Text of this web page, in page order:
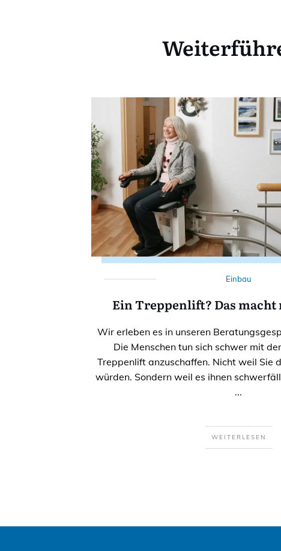
Einbau
Ein Treppenlift? Das
Wir erleben es in unseren
Die Menschen tun sich schwer mit
Treppenlift anzuschaffen. Nicht weil Sie
würden. Sondern weil es ihnen
...
WEITERLESEN